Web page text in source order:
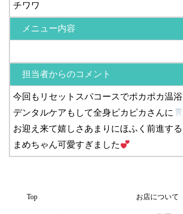
チワワ
メニュー内容
担当者からのコメント
今回もリセットスパコースでポカポカ温浴
デンタルケアもして全身ピカピカさんに
お迎え来て嬉しさあまりにほふく前進する
まめちゃん可愛すぎました
Top お店について